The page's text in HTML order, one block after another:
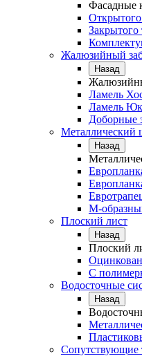
Фасадные
Закрытого
Жалюзийный
Назад
Ламель
Ламель
Доборные
Металлический
Назад
М-
Плоский лист
Назад
Плоский
С
Водосточные
Назад
Сопутствующие